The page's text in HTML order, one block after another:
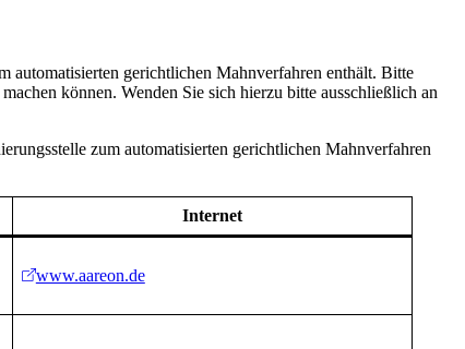
automatisierten gerichtlichen Mahnverfahren enthält. Bitte
können. Wenden Sie sich hierzu bitte ausschließlich an
zum automatisierten gerichtlichen Mahnverfahren
Internet
www.aareon.de